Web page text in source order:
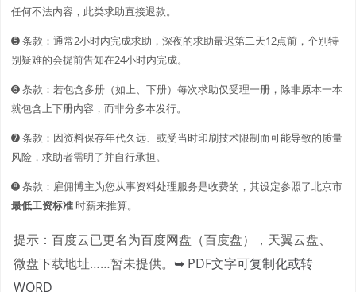
任何不法内容，此类求助直接退款。
➎ 条款：通常2小时内完成求助，深夜的求助最迟第二天12点前，个别特
别疑难的会提前告知在24小时内完成。
➏ 条款：若包含多册（如上、下册）每次求助仅受理一册，除非原本一本
就包含上下册内容，而非分多本发行。
➐ 条款：因资料保存年代久远、或受当时印刷技术限制而可能导致的质量
风险，求助者需明了并自行承担。
➑ 条款：雇佣博主为您从事资料处理服务是收费的，其设定参照了北京市
最低工资标准时薪来推算。
提示：百度云已更名为百度网盘（百度盘），天翼云盘、
微盘下载地址……暂未提供。 ➥ PDF文字可复制化或转
WORD